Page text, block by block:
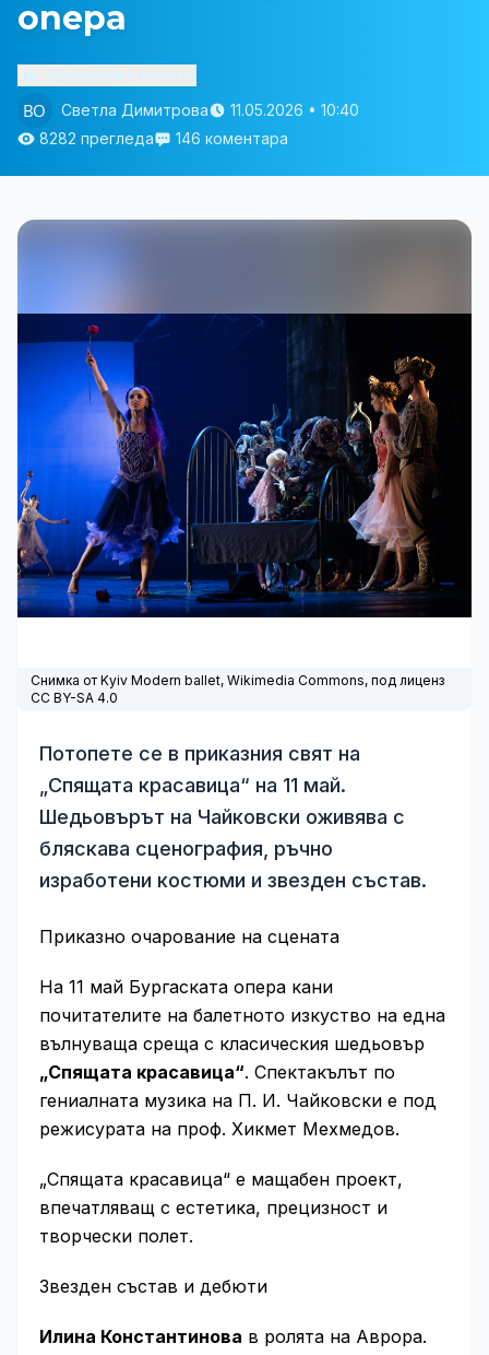
опера
Светла Димитрова
11.05.2026 • 10:40
8282 прегледа
146 коментара
Снимка от Kyiv Modern ballet, Wikimedia Commons, под лиценз
CC BY-SA 4.0
Потопете се в приказния свят на
„Спящата красавица“ на 11 май.
Шедьовърът на Чайковски оживява с
бляскава сценография, ръчно
изработени костюми и звезден състав.
Приказно очарование на сцената
На 11 май Бургаската опера кани
почитателите на балетното изкуство на една
вълнуваща среща с класическия шедьовър
„Спящата красавица“. Спектакълът по
гениалната музика на П. И. Чайковски е под
режисурата на проф. Хикмет Мехмедов.
„Спящата красавица“ е мащабен проект,
впечатляващ с естетика, прецизност и
творчески полет.
Звезден състав и дебюти
Илина Константинова в ролята на Аврора.